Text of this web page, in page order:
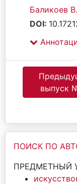
Баликоев
DOI:
выпуск
ПОИСК ПО
ПРЕДМЕТНЫЙ